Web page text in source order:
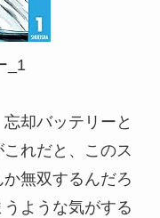
_1
却バッテリーと
れだと、このス
無双するんだろ
ような気がする